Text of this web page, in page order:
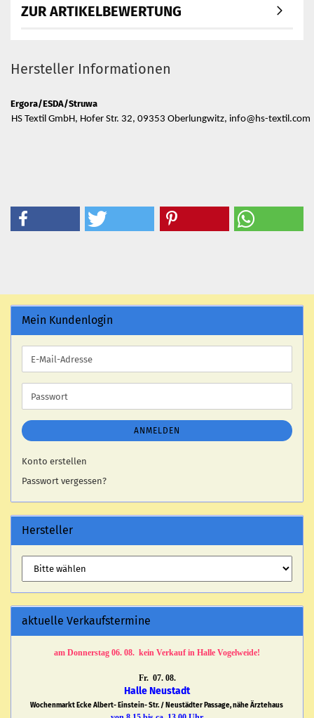
ZUR ARTIKELBEWERTUNG
Hersteller Informationen
Ergora/ESDA/Struwa
HS Textil GmbH, Hofer Str. 32, 09353 Oberlungwitz, info@hs-textil.com
Mein Kundenlogin
E-
Mail-
Adresse
Passwort
ANMELDEN
Konto erstellen
Passwort vergessen?
Hersteller
aktuelle Verkaufstermine
am Donnerstag 06. 08. kein Verkauf in Halle Vogelweide!
Fr. 07. 08.
Halle Neustadt
Wochenmarkt Ecke Albert- Einstein- Str. / Neustädter Passage, nähe Ärztehaus